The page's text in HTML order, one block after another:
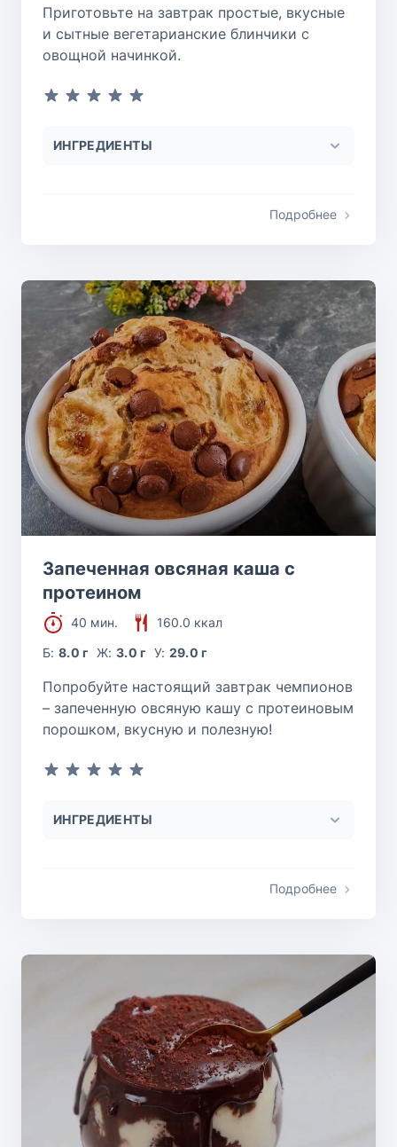
Приготовьте на завтрак простые, вкусные
и сытные вегетарианские блинчики с
овощной начинкой.
ИНГРЕДИЕНТЫ
Подробнее
Запеченная овсяная каша с
протеином
40 мин.
160.0 ккал
Б:8.0 г Ж: 3.0 г У: 29.0 г
Попробуйте настоящий завтрак чемпионов
– запеченную овсяную кашу с протеиновым
порошком, вкусную и полезную!
ИНГРЕДИЕНТЫ
Подробнее